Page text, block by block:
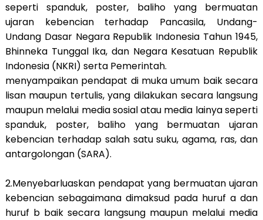
seperti spanduk, poster, baliho yang bermuatan
ujaran kebencian terhadap Pancasila, Undang-
Undang Dasar Negara Republik Indonesia Tahun 1945,
Bhinneka Tunggal Ika, dan Negara Kesatuan Republik
Indonesia (NKRI) serta Pemerintah.
menyampaikan pendapat di muka umum baik secara
lisan maupun tertulis, yang dilakukan secara langsung
maupun melalui media sosial atau media lainya seperti
spanduk, poster, baliho yang bermuatan ujaran
kebencian terhadap salah satu suku, agama, ras, dan
antargolongan (SARA).
2.Menyebarluaskan pendapat yang bermuatan ujaran
kebencian sebagaimana dimaksud pada huruf a dan
huruf b baik secara langsung maupun melalui media